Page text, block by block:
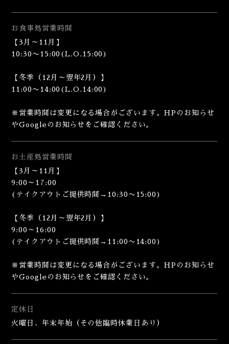
お食事処営業時間
【3月～11月】
10:30〜15:00(L.O.15:00)
【冬季（12月～翌年2月）】
11:00〜14:00(L.O.14:00)
※営業時間は変更になる場合がございます。HPのお知らせ
やGoogleのお知らせをご確認ください。
お土産処営業時間
【3月～11月】
9:00～17:00
(テイクアウトご提供時間→10:30〜15:00)
【冬季（12月～翌年2月）】
9:00～16:00
(テイクアウトご提供時間→11:00〜14:00)
※営業時間は変更になる場合がございます。HPのお知らせ
やGoogleのお知らせをご確認ください。
定休日
火曜日、年末年始（その他臨時休業日あり）